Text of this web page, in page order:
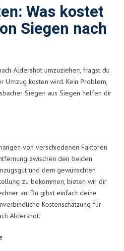
Was kostet
Siegen nach
Aldershot umzuziehen, fragst du
Umzug kosten wird. Kein Problem,
Siegen aus Siegen helfen dir
von verschiedenen Faktoren
zwischen den beiden
und dem gewünschten
zu bekommen, bieten wir dir
an. Du gibst einfach deine
Kostenschätzung für
Aldershot.